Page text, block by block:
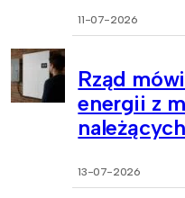
11-07-2026
Rząd
energii z
13-07-2026